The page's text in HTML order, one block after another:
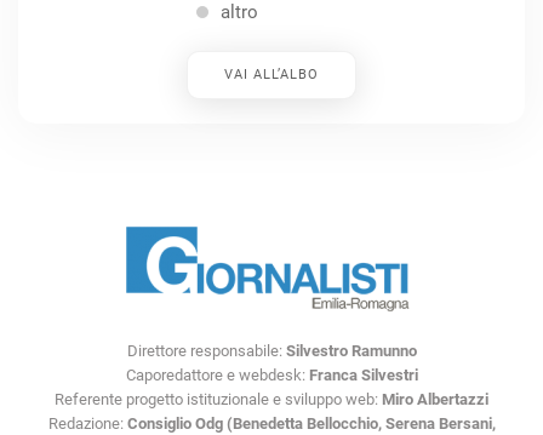
altro
VAI ALL’ALBO
Direttore responsabile: Silvestro Ramunno
Caporedattore e webdesk: Franca Silvestri
Referente progetto istituzionale e sviluppo web: Miro Albertazzi
Redazione: Consiglio Odg (Benedetta Bellocchio, Serena Bersani,